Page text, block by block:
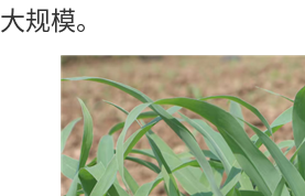
大规模。